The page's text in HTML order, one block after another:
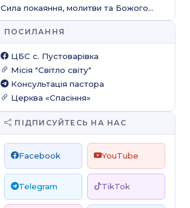
Сила покаяння, молитви та Божого
захисту
ПОСИЛАННЯ
ЦБС c. Пустоварівка
Місія "Світло світу"
Консультація пастора
Церква «Спасіння»
ПІДПИСУЙТЕСЬ НА НАС
Facebook YouTube
Telegram TikTok